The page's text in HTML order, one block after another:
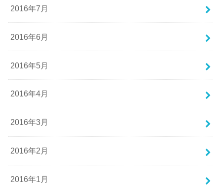
2016年7月
2016年6月
2016年5月
2016年4月
2016年3月
2016年2月
2016年1月